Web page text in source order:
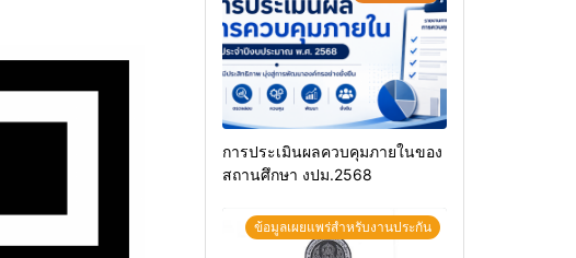
การประเมินผลควบคุมภายในของ
สถานศึกษา งปม.2568
ข้อมูลเผยแพร่สำหรับงานประกัน